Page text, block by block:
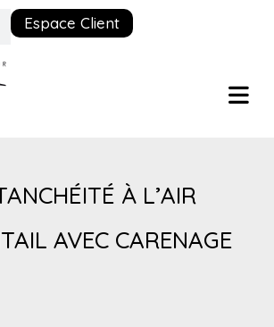
Espace Client
À L’AIR
AVEC CARENAGE